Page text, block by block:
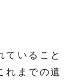
いること
れまでの遺